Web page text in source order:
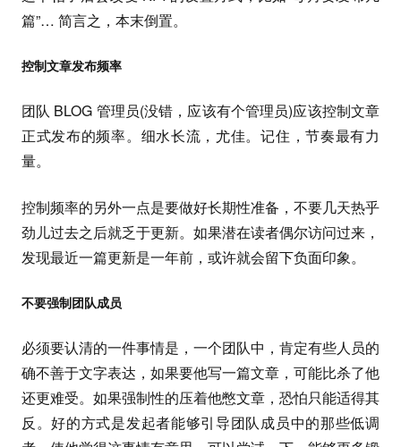
篇”… 简言之，本末倒置。
控制文章发布频率
团队 BLOG 管理员(没错，应该有个管理员)应该控制文章
正式发布的频率。细水长流，尤佳。记住，节奏最有力
量。
控制频率的另外一点是要做好长期性准备，不要几天热乎
劲儿过去之后就乏于更新。如果潜在读者偶尔访问过来，
发现最近一篇更新是一年前，或许就会留下负面印象。
不要强制团队成员
必须要认清的一件事情是，一个团队中，肯定有些人员的
确不善于文字表达，如果要他写一篇文章，可能比杀了他
还更难受。如果强制性的压着他憋文章，恐怕只能适得其
反。好的方式是发起者能够引导团队成员中的那些低调